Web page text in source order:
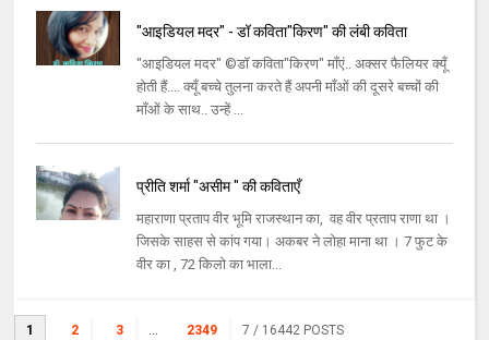
"आइडियल मदर" - डॉ कविता"किरण" की लंबी कविता
"आइडियल मदर" ©डॉ कविता"किरण" माँएं.. अक्सर फैलियर क्यूँ
होती हैं.... क्यूँ बच्चे तुलना करते हैं अपनी माँओं की दूसरे बच्चों की
माँओं के साथ.. उन्हें ...
प्रीति शर्मा "असीम " की कविताएँ
महाराणा प्रताप वीर भूमि राजस्थान का, वह वीर प्रताप राणा था ।
जिसके साहस से कांप गया। अकबर ने लोहा माना था । 7 फुट के
वीर का , 72 किलो का भाला...
1 2 3 ... 2349 7 / 16442 POSTS